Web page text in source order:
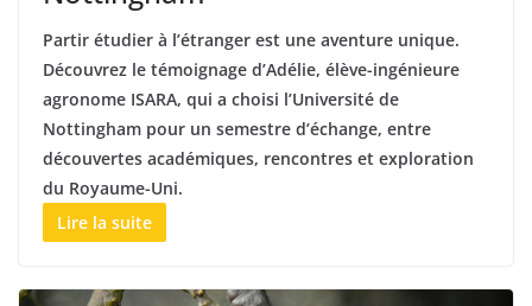
Partir étudier à l’étranger est une aventure unique.
Découvrez le témoignage d’Adélie, élève-ingénieure
agronome ISARA, qui a choisi l’Université de
Nottingham pour un semestre d’échange, entre
découvertes académiques, rencontres et exploration
du Royaume-Uni.
Lire la suite